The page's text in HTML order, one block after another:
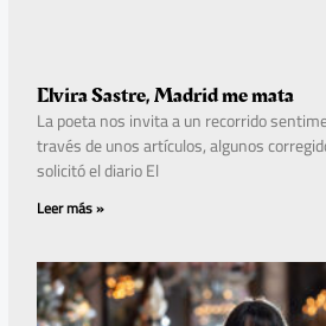
Elvira Sastre, Madrid me mata
La poeta nos invita a un recorrido
través de unos artículos, algunos
solicitó el diario El
Leer más »